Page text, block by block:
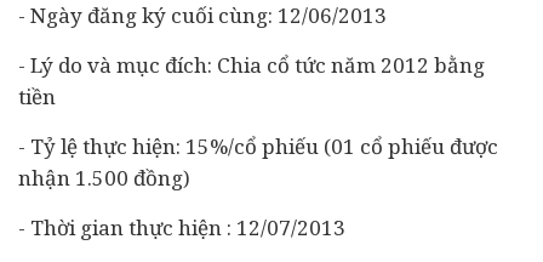
- Ngày đăng ký cuối cùng: 12/06/2013
- Lý do và mục đích: Chia cổ tức năm 2012 bằng
tiền
- Tỷ lệ thực hiện: 15%/cổ phiếu (01 cổ phiếu được
nhận 1.500 đồng)
- Thời gian thực hiện : 12/07/2013